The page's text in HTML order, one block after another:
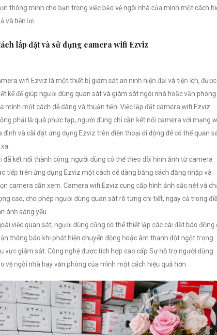
thông minh cho bạn trong việc bảo vệ ngôi nhà của mình một cách
và tiện lợi.
lắp đặt và sử dụng camera wifi Ezviz
wifi Ezviz là một thiết bị giám sát an ninh hiện đại và tiện ích, được
kế để giúp người dùng quan sát và giám sát ngôi nhà hoặc văn phòng
mình một cách dễ dàng và thuận tiện. Việc lắp đặt camera wifi Ezviz
phải là quá phức tạp, người dùng chỉ cần kết nối camera với mạng
đình và cài đặt ứng dụng Ezviz trên điện thoại di động để có thể quan
đã kết nối thành công, người dùng có thể theo dõi hình ảnh từ camera
tiếp trên ứng dụng Ezviz một cách dễ dàng bằng cách đăng nhập và
camera cần xem. Camera wifi Ezviz cung cấp hình ảnh sắc nét và
cao, cho phép người dùng quan sát rõ từng chi tiết, ngay cả trong
ánh sáng yếu.
việc quan sát, người dùng cũng có thể thiết lập các cài đặt báo động
thông báo khi phát hiện chuyển động hoặc âm thanh đột ngột trong
vực giám sát. Công nghệ được tích hợp cao cấp Sự hỗ trợ người dùng
vệ ngôi nhà hay văn phòng của mình một cách hiệu quả hơn.